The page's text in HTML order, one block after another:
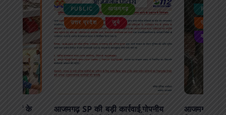
बच्चों के
PUBLIC आजमगढ़
उत्तर प्रदेश जुर्म
आजमगढ़ SP की बड़ी कार्रवाई,गोपनीय
PUBLIC
उत्तर
वायरल
आजमगढ़